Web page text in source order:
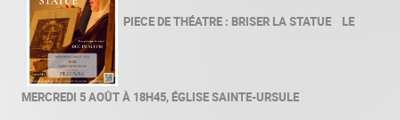
PIECE DE THÉATRE : BRISER LA STATUE LE
MERCREDI 5 AOÛT À 18H45, ÉGLISE SAINTE-URSULE